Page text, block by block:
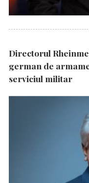
Directorul
german de
serviciul militar